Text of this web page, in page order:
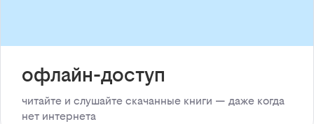
офлайн-доступ
читайте и слушайте скачанные книги — даже когда
нет интернета